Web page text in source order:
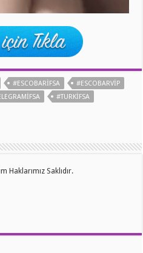
#ESCOBARIFSA
#ESCOBARVIP
#TURKIFSA
Haklarımız Saklıdır.